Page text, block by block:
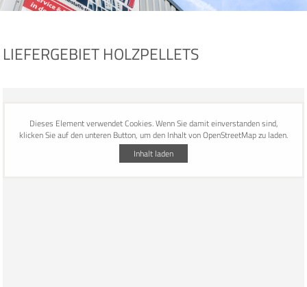
LIEFERGEBIET HOLZPELLETS
Dieses Element verwendet Cookies. Wenn Sie damit einverstanden sind,
klicken Sie auf den unteren Button, um den Inhalt von OpenStreetMap zu laden.
Inhalt laden